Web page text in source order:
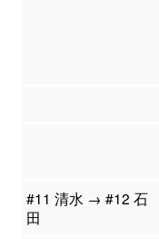
#11 清水 → #12 石
田